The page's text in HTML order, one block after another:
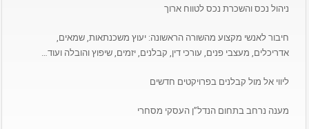
ניהול נכס והשכרת נכס לטווח ארוך
חיבור לאנשי מקצוע מהשורה הראשונה: יעוץ משכנתאות, שמאים,
אדריכלים, מעצבי פנים, עורכי דין, קבלנים, יזמים, שיפוץ והובלה ועוד…
ליווי אל מול קבלנים בפרויקטים חדשים
מענה נרחב בתחום הנדל”ן העסקי מסחרי